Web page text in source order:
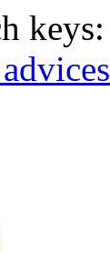
keys: